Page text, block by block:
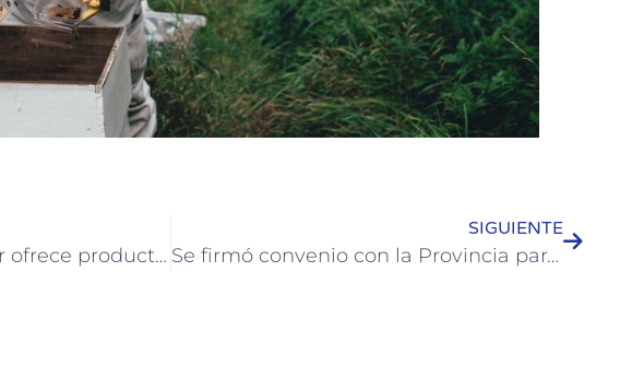
El Paseo Emprendedor ofrece productos locales los fines de semana
SIGUIENTE
Se firmó convenio con la Provincia para seguir fortalecimiento el centro de monitoreo de Colón